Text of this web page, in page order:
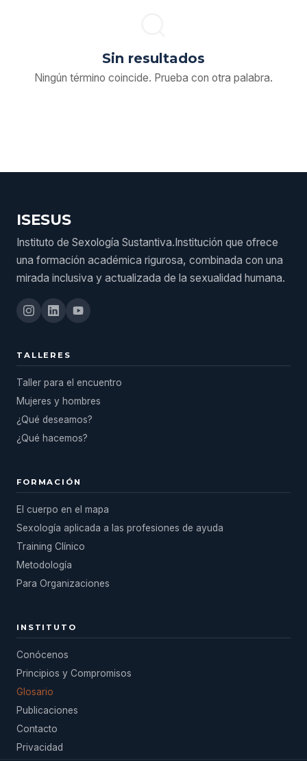
Sin resultados
Ningún término coincide. Prueba con otra palabra.
ISESUS
Instituto de Sexología Sustantiva.Institución que ofrece
una formación académica rigurosa, combinada con una
mirada inclusiva y actualizada de la sexualidad humana.
TALLERES
Taller para el encuentro
Mujeres y hombres
¿Qué deseamos?
¿Qué hacemos?
FORMACIÓN
El cuerpo en el mapa
Sexología aplicada a las profesiones de ayuda
Training Clínico
Metodología
Para Organizaciones
INSTITUTO
Conócenos
Principios y Compromisos
Glosario
Publicaciones
Contacto
Privacidad